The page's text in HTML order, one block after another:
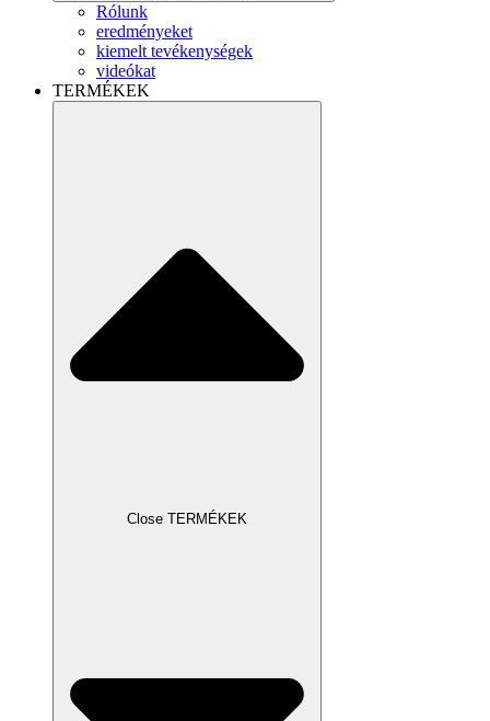
Rólunk
eredményeket
kiemelt tevékenységek
videókat
TERMÉKEK
Close TERMÉKEK